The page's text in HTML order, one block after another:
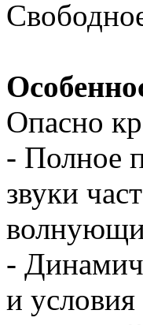
Опасно
- Полное
звуки
-
и